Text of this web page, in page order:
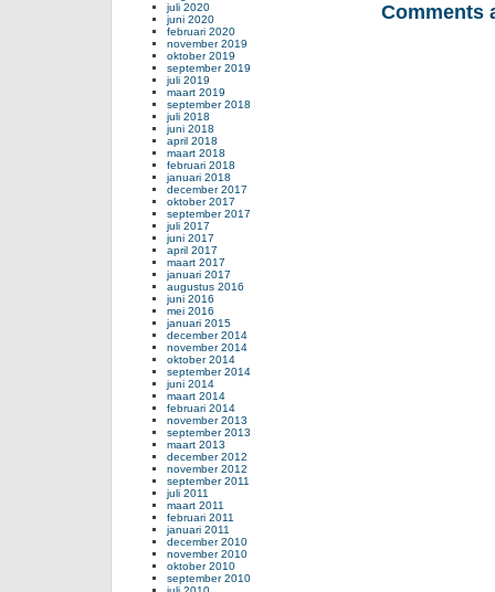
Comments
juli 2020
juni 2020
februari 2020
november 2019
oktober 2019
september 2019
juli 2019
maart 2019
september 2018
juli 2018
juni 2018
april 2018
maart 2018
februari 2018
januari 2018
december 2017
oktober 2017
september 2017
juli 2017
juni 2017
april 2017
maart 2017
januari 2017
augustus 2016
juni 2016
mei 2016
januari 2015
december 2014
november 2014
oktober 2014
september 2014
juni 2014
maart 2014
februari 2014
november 2013
september 2013
maart 2013
december 2012
november 2012
september 2011
juli 2011
maart 2011
februari 2011
januari 2011
december 2010
november 2010
oktober 2010
september 2010